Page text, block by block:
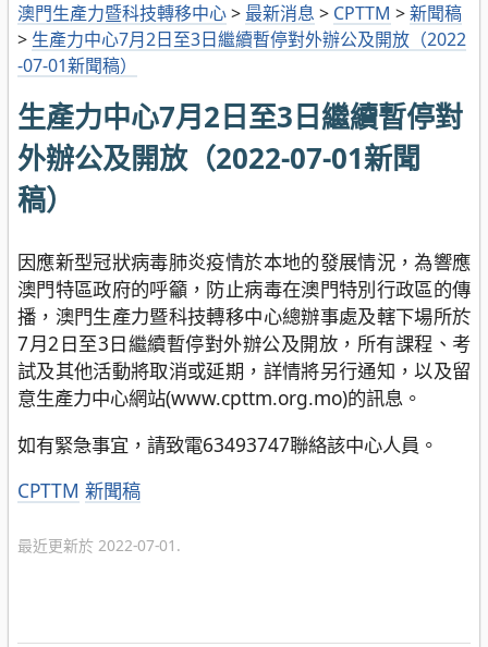
澳門生產力暨科技轉移中心> 最新消息 > CPTTM >新聞稿
> 生產力中心7月2日至3日繼續暫停對外辦公及開放（2022
-07-01新聞稿）
生產力中心7月2日至3日繼續暫停對
外辦公及開放（2022-07-01新聞
稿）
因應新型冠狀病毒肺炎疫情於本地的發展情況，為響應
澳門特區政府的呼籲，防止病毒在澳門特別行政區的傳
播，澳門生產力暨科技轉移中心總辦事處及轄下場所於
7月2日至3日繼續暫停對外辦公及開放，所有課程、考
試及其他活動將取消或延期，詳情將另行通知，以及留
意生產力中心網站(www.cpttm.org.mo)的訊息。
如有緊急事宜，請致電63493747聯絡該中心人員。
分
CPTTM 新聞稿
最近更新於 2022-07-01.